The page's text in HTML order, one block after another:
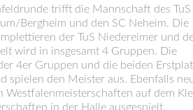
trifft die Mannschaft des
Bergheim und den SC Neheim. Die
der TuS Niedereimer und
wird in insgesamt 4 Gruppen. Die
4er Gruppen und die beiden
spielen den Meister aus. Ebenfalls
Westfalenmeisterschaften auf dem
in der Halle ausgespielt.